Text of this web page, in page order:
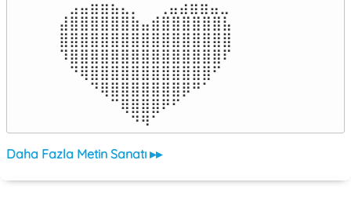
⠀⣠⣤⣶⣶⣦⣄⡀  ⠀⢀⣤⣴⣶⣶⣤⣀⠀
⣼⣿⣿⣿⣿⣿⣿⣷⣤⣾⣿⣿⣿⣿⣿⣿⣧
⣿⣿⣿⣿⣿⣿⣿⣿⣿⣿⣿⣿⣿⣿⣿⣿⣿
⠹⣿⣿⣿⣿⣿⣿⣿⣿⣿⣿⣿⣿⣿⣿⣿⠏
⠀⠙⢿⣿⣿⣿⣿⣿⣿⣿⣿⣿⣿⣿⣿⠋⠀
⠀⠀⠀⠙⢿⣿⣿⣿⣿⣿⣿⣿⡿⠛⠁⠀⠀
⠀⠀⠀⠀⠀⠉⢿⣿⣿⣿⠟⠋⠀⠀⠀⠀⠀
⠀⠀⠀⠀⠀⠀⠀⠙⠻⠁⠀⠀⠀⠀⠀⠀⠀⠀⠀⠀⠀⠀⠀
Daha Fazla Metin Sanatı ▸▸